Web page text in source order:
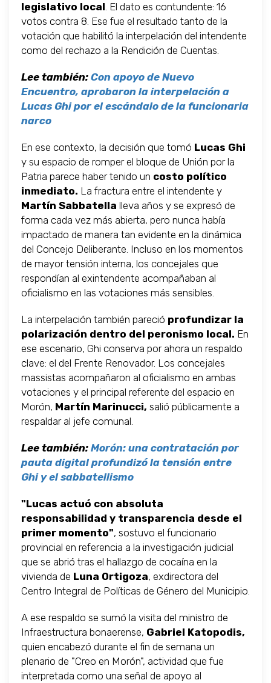
legislativo local. El dato es contundente: 16
votos contra 8. Ese fue el resultado tanto de la
votación que habilitó la interpelación del intendente
como del rechazo a la Rendición de Cuentas.
Lee también: Con apoyo de Nuevo
Encuentro, aprobaron la interpelación a
Lucas Ghi por el escándalo de la funcionaria
narco
En ese contexto, la decisión que tomó Lucas Ghi
y su espacio de romper el bloque de Unión por la
Patria parece haber tenido un costo político
inmediato. La fractura entre el intendente y
Martín Sabbatella lleva años y se expresó de
forma cada vez más abierta, pero nunca había
impactado de manera tan evidente en la dinámica
del Concejo Deliberante. Incluso en los momentos
de mayor tensión interna, los concejales que
respondían al exintendente acompañaban al
oficialismo en las votaciones más sensibles.
La interpelación también pareció profundizar la
polarización dentro del peronismo local. En
ese escenario, Ghi conserva por ahora un respaldo
clave: el del Frente Renovador. Los concejales
massistas acompañaron al oficialismo en ambas
votaciones y el principal referente del espacio en
Morón, Martín Marinucci, salió públicamente a
respaldar al jefe comunal.
Lee también: Morón: una contratación por
pauta digital profundizó la tensión entre
Ghi y el sabbatellismo
"Lucas actuó con absoluta
responsabilidad y transparencia desde el
primer momento", sostuvo el funcionario
provincial en referencia a la investigación judicial
que se abrió tras el hallazgo de cocaína en la
vivienda de Luna Ortigoza, exdirectora del
Centro Integral de Políticas de Género del Municipio.
A ese respaldo se sumó la visita del ministro de
Infraestructura bonaerense, Gabriel Katopodis,
quien encabezó durante el fin de semana un
plenario de "Creo en Morón", actividad que fue
interpretada como una señal de apoyo al